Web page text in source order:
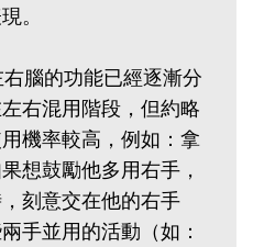
。
腦的功能已經逐漸分
右混用階段，但約略
機率較高，例如：拿
想鼓勵他多用右手，
刻意交在他的右手
手並用的活動（如：